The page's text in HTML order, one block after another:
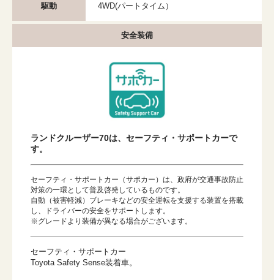
駆動 4WD(パートタイム）
安全装備
ランドクルーザー70は、セーフティ・サポートカーで
す。
セーフティ・サポートカー（サポカー）は、政府が交通事故防止
対策の一環として普及啓発しているものです。
自動（被害軽減）ブレーキなどの安全運転を支援する装置を搭載
し、ドライバーの安全をサポートします。
※グレードより装備が異なる場合がございます。
セーフティ・サポートカー
Toyota Safety Sense装着車。